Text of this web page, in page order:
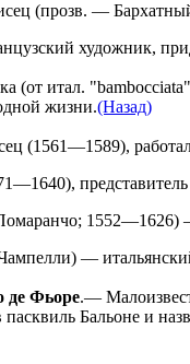
(прозв. —
художник,
(от итал.
жизни.(Назад)
(1561—1589),
представитель
1552—1626) —
—
де Фьоре.—
пасквиль Бальоне